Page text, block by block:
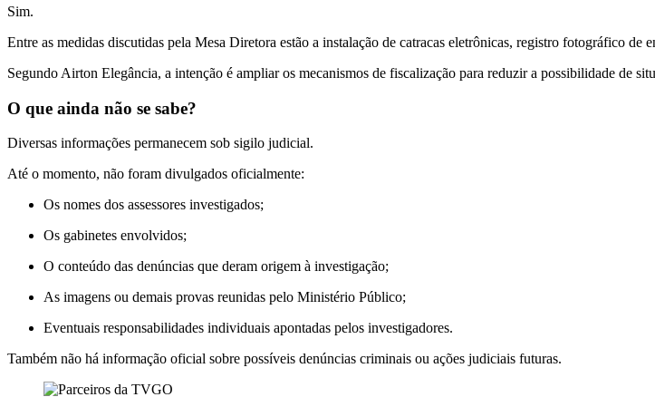
Sim.
Entre as medidas discutidas pela Mesa Diretora estão a instalação de catracas eletrônicas, registro fotográfico
Segundo Airton Elegância, a intenção é ampliar os mecanismos de fiscalização para reduzir a possibilidade de
O que ainda não se sabe?
Diversas informações permanecem sob sigilo judicial.
Até o momento, não foram divulgados oficialmente:
Os nomes dos assessores investigados;
Os gabinetes envolvidos;
O conteúdo das denúncias que deram origem à investigação;
As imagens ou demais provas reunidas pelo Ministério Público;
Eventuais responsabilidades individuais apontadas pelos investigadores.
Também não há informação oficial sobre possíveis denúncias criminais ou ações judiciais futuras.